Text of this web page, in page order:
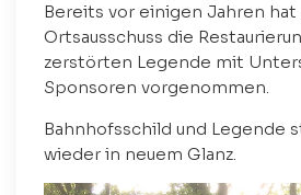
Bereits vor einigen Jahren hat
Ortsausschuss die
zerstörten Legende mit
Sponsoren vorgenommen.
Bahnhofsschild und Legende
wieder in neuem Glanz.